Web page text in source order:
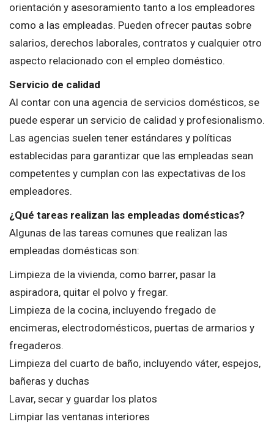
orientación y asesoramiento tanto a los empleadores
como a las empleadas. Pueden ofrecer pautas sobre
salarios, derechos laborales, contratos y cualquier otro
aspecto relacionado con el empleo doméstico.
Servicio de calidad
Al contar con una agencia de servicios domésticos, se
puede esperar un servicio de calidad y profesionalismo.
Las agencias suelen tener estándares y políticas
establecidas para garantizar que las empleadas sean
competentes y cumplan con las expectativas de los
empleadores.
¿Qué tareas realizan las empleadas domésticas?
Algunas de las tareas comunes que realizan las
empleadas domésticas son:
Limpieza de la vivienda, como barrer, pasar la
aspiradora, quitar el polvo y fregar.
Limpieza de la cocina, incluyendo fregado de
encimeras, electrodomésticos, puertas de armarios y
fregaderos.
Limpieza del cuarto de baño, incluyendo váter, espejos,
bañeras y duchas
Lavar, secar y guardar los platos
Limpiar las ventanas interiores